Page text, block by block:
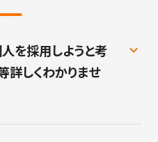
を採用しようと考
詳しくわかりませ
採用を検討している企